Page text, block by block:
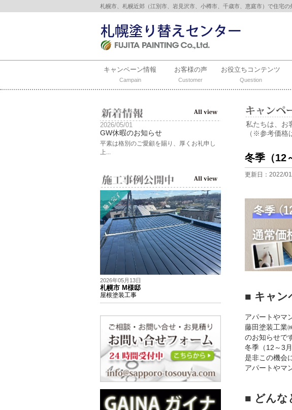
札幌市、札幌近郊（江別市、岩見沢市、小樽市、千歳市、恵庭市）で住宅
お役立ちコンテンツ
Question
お客様の声
Customer
キャンペーン情報
Campain
私たちは、お
（※参考価格
冬季（12
更新日：2022/
■ キャン
アパートやマ
藤田塗装工業
のお知らせで
冬季（12～3
是非この機会
アパートやマ
■ どんな
2026/05/01
GW休暇のお知らせ
平素は格別のご愛顧を賜り、厚くお礼申し
上...
2026年05月13日
札幌市 M様邸
屋根塗装工事